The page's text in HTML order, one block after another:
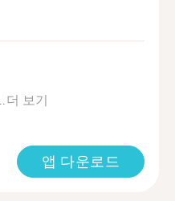
더 보기
앱 다운로드